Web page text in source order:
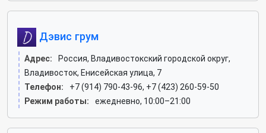
Дэвис грум
Адрес:
Россия, Владивостокский городской округ,
Владивосток, Енисейская улица, 7
Телефон:
+7 (914) 790-43-96, +7 (423) 260-59-50
Режим работы:
ежедневно, 10:00–21:00